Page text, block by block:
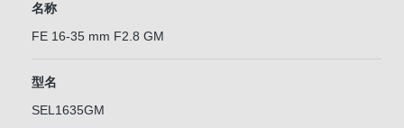
名称
FE 16-35 mm F2.8 GM
型名
SEL1635GM